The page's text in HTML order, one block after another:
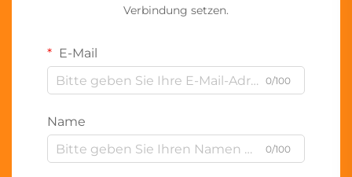
Verbindung setzen.
E-Mail
0/100
Name
0/100